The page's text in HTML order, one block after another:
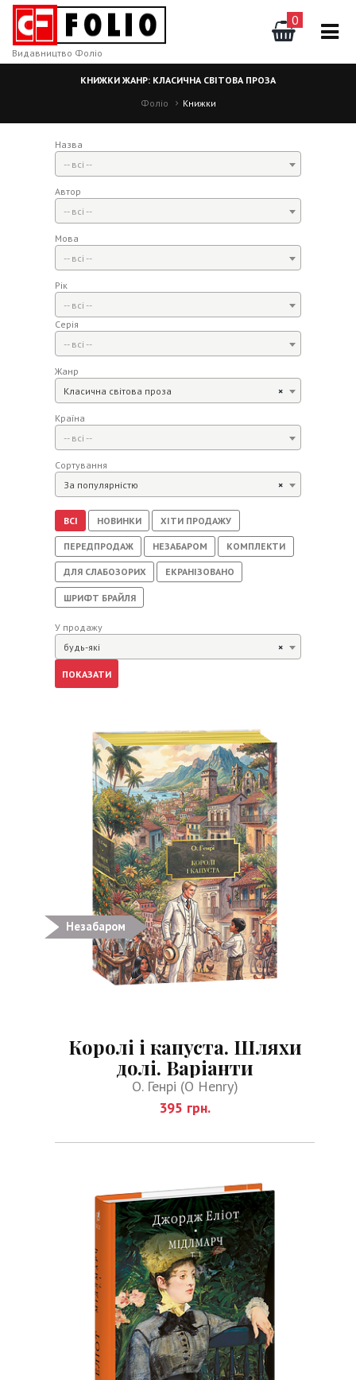
0
Видавництво Фоліо
КНИЖКИ ЖАНР: КЛАСИЧНА СВІТОВА ПРОЗА
Фоліо
Книжки
Назва
-- всі --
Автор
-- всі --
Мова
-- всі --
Рік
-- всі --
Серія
-- всі --
Жанр
×
Класична світова проза
Країна
-- всі --
Сортування
×
За популярністю
ВСІ НОВИНКИ ХІТИ ПРОДАЖУ
ПЕРЕДПРОДАЖ НЕЗАБАРОМ КОМПЛЕКТИ
ДЛЯ СЛАБОЗОРИХ ЕКРАНІЗОВАНО
ШРИФТ БРАЙЛЯ
У продажу
×
будь-які
Незабаром
Королі і капуста. Шляхи
долі. Варіанти
О. Генрі (O Henry)
395 грн.